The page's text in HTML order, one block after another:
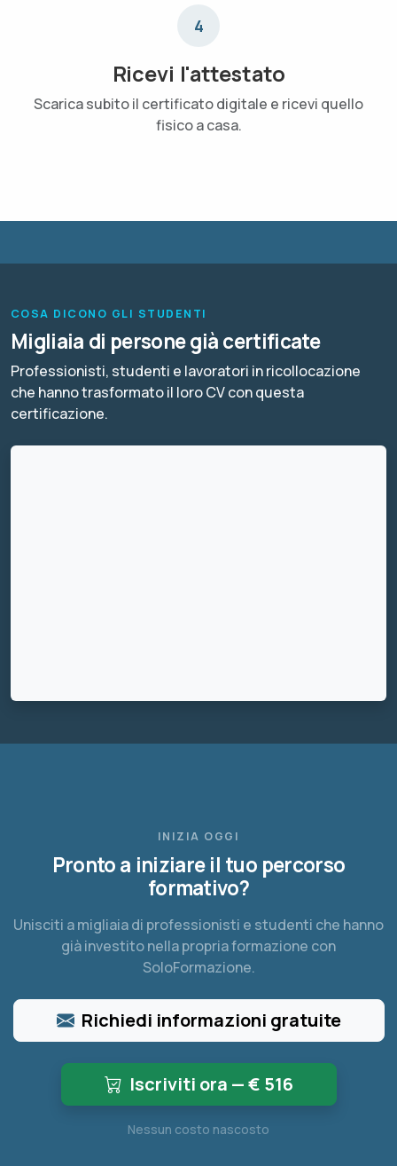
4
Ricevi l'attestato
Scarica subito il certificato digitale e ricevi quello
fisico a casa.
COSA DICONO GLI STUDENTI
Migliaia di persone già certificate
Professionisti, studenti e lavoratori in ricollocazione
che hanno trasformato il loro CV con questa
certificazione.
INIZIA OGGI
Pronto a iniziare il tuo percorso
formativo?
Unisciti a migliaia di professionisti e studenti che hanno
già investito nella propria formazione con
SoloFormazione.
Richiedi informazioni gratuite
Iscriviti ora — € 516
Nessun costo nascosto